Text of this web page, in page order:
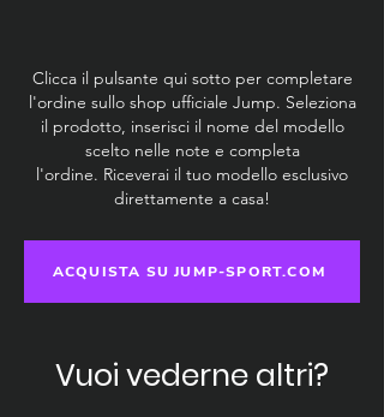
Clicca il pulsante qui sotto per completare
l'ordine sullo shop ufficiale Jump. Seleziona
il prodotto, inserisci il nome del modello
scelto nelle note e completa
l'ordine. Riceverai il tuo modello esclusivo
direttamente a casa!
ACQUISTA SU JUMP-SPORT.COM
Vuoi vederne altri?